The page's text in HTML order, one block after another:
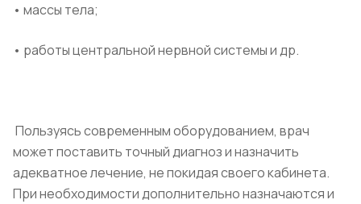
• массы тела;
• работы центральной нервной системы и др.
Пользуясь современным оборудованием, врач
может поставить точный диагноз и назначить
адекватное лечение, не покидая своего кабинета.
При необходимости дополнительно назначаются и